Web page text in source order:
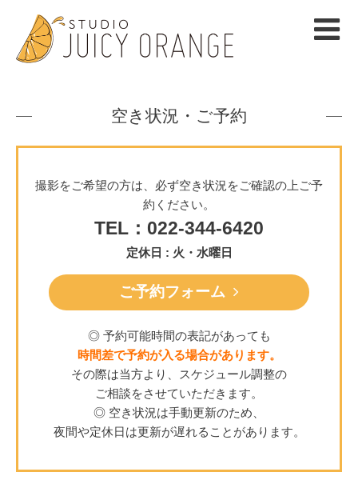
空き状況・ご予約
撮影をご希望の方は、必ず空き状況をご確認の上ご予
約ください。
TEL：022-344-6420
定休日 : 火・水曜日
ご予約フォーム
◎ 予約可能時間の表記があっても
時間差で予約が入る場合があります。
その際は当方より、スケジュール調整の
ご相談をさせていただきます。
◎ 空き状況は手動更新のため、
夜間や定休日は更新が遅れることがあります。